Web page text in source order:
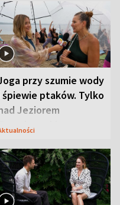
przy szumie wody
śpiewie ptaków. Tylko
Jeziorem